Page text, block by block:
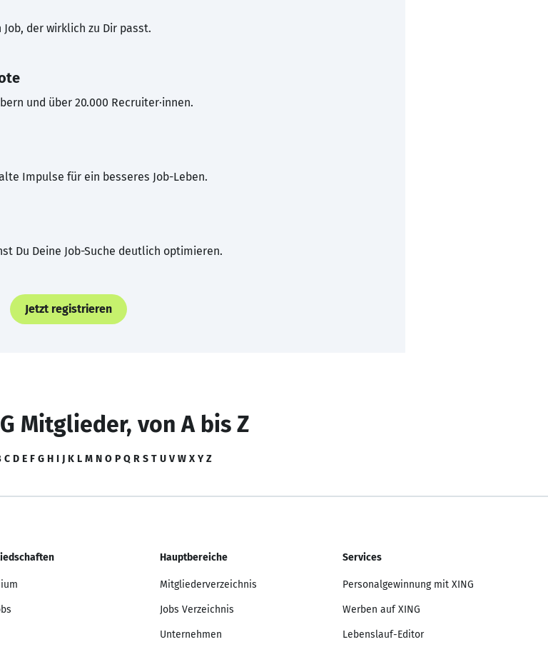
der wirklich zu Dir passt.
und über 20.000 Recruiter·innen.
Impulse für ein besseres Job-Leben.
Du Deine Job-Suche deutlich optimieren.
Jetzt registrieren
Mitglieder, von A bis Z
C D E F G H I J K L M N O P Q R S T U V W X Y Z
Hauptbereiche
Mitgliederverzeichnis
Jobs Verzeichnis
Unternehmen
Services
Personalgewinnung mit XING
Werben auf XING
Lebenslauf-Editor